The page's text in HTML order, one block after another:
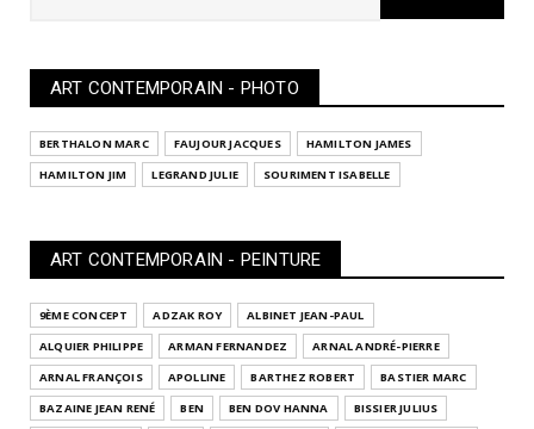
ART CONTEMPORAIN - PHOTO
BERTHALON MARC FAUJOUR JACQUES
HAMILTON JAMES
HAMILTON JIM
LEGRAND JULIE SOURIMENT ISABELLE
ART CONTEMPORAIN - PEINTURE
9ÈME CONCEPT ADZAK ROY
ALBINET JEAN-PAUL
ALQUIER PHILIPPE
ARMAN FERNANDEZ
ARNAL ANDRÉ-PIERRE
ARNAL FRANÇOIS
APOLLINE BARTHEZ ROBERT
BASTIER MARC
BAZAINE JEAN RENÉ
BEN BEN DOV HANNA
BISSIER JULIUS